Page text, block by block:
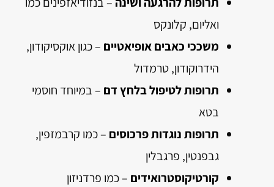
ואליום, קלונקס
משככי כאבים אופיאטיים – כגון אוקסיקודון,
הידרוקודון, טרמדול
תרופות לטיפול בלחץ דם – במיוחד חוסמי
בטא
תרופות נוגדות פרכוסים – כמו קרבמזפין,
גבפנטין, פרגבלין
קורטיקוסטרואידים – כמו פרדניזון